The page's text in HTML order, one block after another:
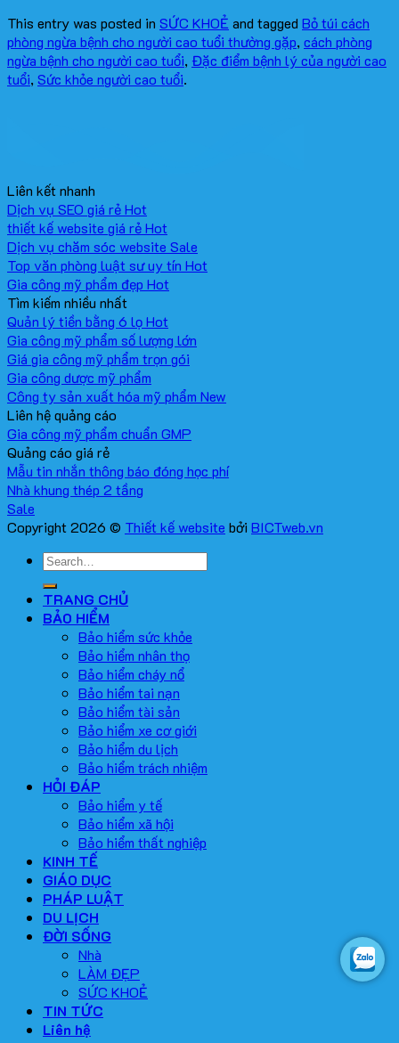
This entry was posted in SỨC KHOẺ and tagged Bỏ túi cách
phòng ngừa bệnh cho người cao tuổi thường gặp, cách phòng
ngừa bệnh cho người cao tuổi, Đặc điểm bệnh lý của người cao
tuổi, Sức khỏe người cao tuổi.
Liên kết nhanh
Dịch vụ SEO giá rẻ
thiết kế website giá rẻ
Dịch vụ chăm sóc website
Top văn phòng luật sư uy tín
Gia công mỹ phẩm đẹp
Tìm kiếm nhiều nhất
Quản lý tiền bằng 6 lọ
Gia công mỹ phẩm số lượng lớn
Giá gia công mỹ phẩm trọn gói
Gia công dược mỹ phẩm
Công ty sản xuất hóa mỹ phẩm
Liên hệ quảng cáo
Gia công mỹ phẩm chuẩn GMP
Quảng cáo giá rẻ
Mẫu tin nhắn thông báo đóng học phí
Nhà khung thép 2 tầng
Copyright 2026 © Thiết kế website bởi BICTweb.vn
TRANG CHỦ
BẢO HIỂM
Bảo hiểm sức khỏe
Bảo hiểm nhân thọ
Bảo hiểm cháy nổ
Bảo hiểm tai nạn
Bảo hiểm tài sản
Bảo hiểm xe cơ giới
Bảo hiểm du lịch
Bảo hiểm trách nhiệm
HỎI ĐÁP
Bảo hiểm y tế
Bảo hiểm xã hội
Bảo hiểm thất nghiệp
KINH TẾ
GIÁO DỤC
PHÁP LUẬT
DU LỊCH
ĐỜI SỐNG
Nhà
LÀM ĐẸP
SỨC KHOẺ
TIN TỨC
Liên hệ